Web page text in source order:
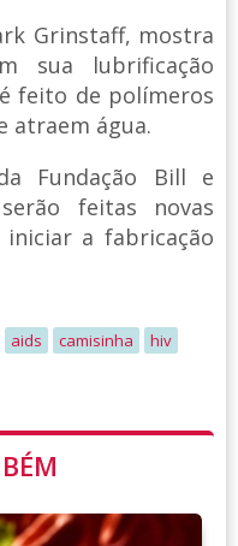
Grinstaff, mostra
sua lubrificação
feito de polímeros
atraem água.
Fundação Bill e
feitas novas
a fabricação
aids camisinha hiv